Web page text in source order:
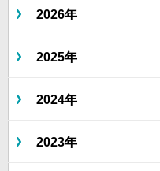
2026年
2025年
2024年
2023年